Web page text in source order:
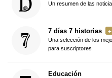
Un resumen de las
7 días 7 historias
Una selección de los
para suscriptores
Educación